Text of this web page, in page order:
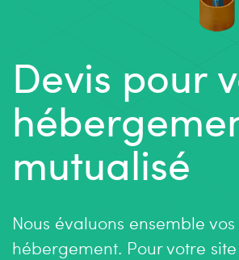
Devis pour
mutualisé
Nous évaluons ensemble
hébergement. Pour votre